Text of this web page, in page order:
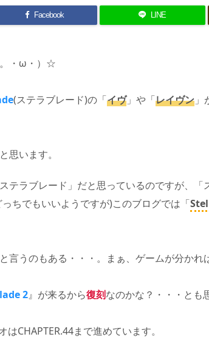
Facebook LINE
・ω・）☆
(ステラブレード)の「イヴ」や「レイヴン
思います。
テラブレード」だと思っているのですが、「
ちでもいいようですが)このブログでは「
言うのもある・・・。まぁ、ゲームが分かれ
2』が来るから復刻なのかな？・・・とも
CHAPTER.44まで進めています。